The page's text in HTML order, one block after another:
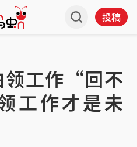
投稿
领工作“回不
作才是未